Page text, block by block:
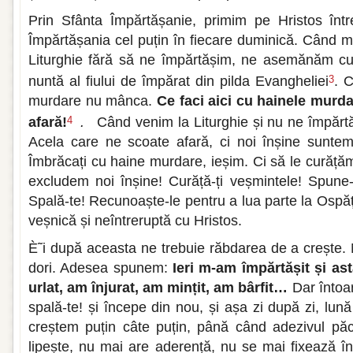
Prin Sfânta Împărtășanie, primim pe Hristos
Împărtășania cel puțin în fiecare duminică. Când
Liturghie fără să ne împărtășim, ne asemănăm
nuntă al fiului de împărat din pilda Evangheliei3.
murdare nu mânca. Ce faci aici cu hainele
afară!4 .
Când venim la Liturghie și nu ne
Acela care ne scoate afară, ci noi înșine
Îmbrăcați cu haine murdare, ieșim. Ci să le
excludem noi înșine! Curăță-ți veșmintele!
Spală-te! Recunoaște-le pentru a lua parte la
veșnică și neîntreruptă cu Hristos.
È˜i după aceasta ne trebuie răbdarea de a
dori. Adesea spunem: Ieri m-am împărtășit și
urlat, am înjurat, am mințit, am bârfit… Dar
spală-te! și începe din nou, și așa zi după zi,
creștem puțin câte puțin, până când adezivul
lipește, nu mai are aderență, nu se mai fixează